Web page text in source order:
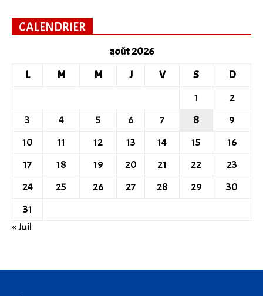
CALENDRIER
août 2026
L
M M J V S
D
1
2
3
4 5 6 7 8
9
10
11 12 13 14 15
16
17
18 19 20 21 22
23
24
25 26 27 28 29
30
31
« Juil